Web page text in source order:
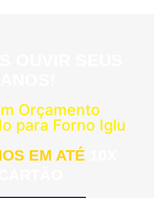
Orçamento
para Forno Iglu
EM ATÉ